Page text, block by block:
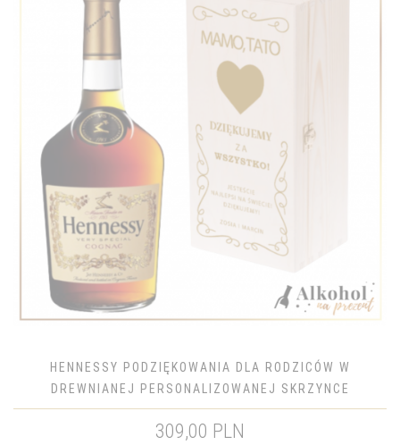
HENNESSY PODZIĘKOWANIA DLA RODZICÓW W
DREWNIANEJ PERSONALIZOWANEJ SKRZYNCE
309,00 PLN